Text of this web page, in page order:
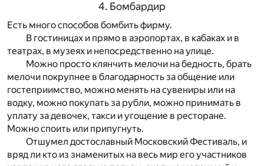
4. Бомбардир
Есть много способов бомбить фирму.
В гостиницах и прямо в аэропортах, в кабаках и в
театрах, в музеях и непосредственно на улице.
Можно просто клянчить мелочи на бедность, брать
мелочи покрупнее в благодарность за общение или
гостеприимство, можно менять на сувениры или на
водку, можно покупать за рубли, можно принимать в
уплату за девочек, такси и угощение в ресторане.
Можно споить или припугнуть.
Отшумел достославный Московский Фестиваль, и
вряд ли кто из знаменитых на весь мир его участников